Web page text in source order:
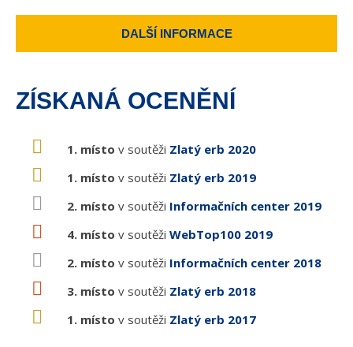
DALŠÍ INFORMACE
ZÍSKANÁ OCENĚNÍ
1. místo v soutěži Zlatý erb 2020
1. místo v soutěži Zlatý erb 2019
2. místo v soutěži Informačních center 2019
4. místo v soutěži WebTop100 2019
2. místo v soutěži Informačních center 2018
3. místo v soutěži Zlatý erb 2018
1. místo v soutěži Zlatý erb 2017